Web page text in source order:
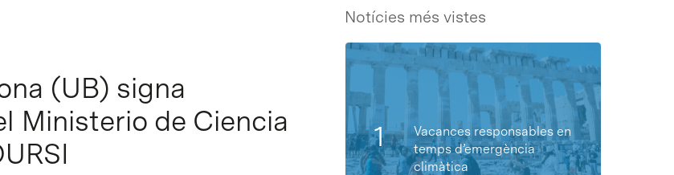
(UB) signa
Ministerio de Ciencia
Notícies més vistes
Vacances responsables en
temps d’emergència
climàtica